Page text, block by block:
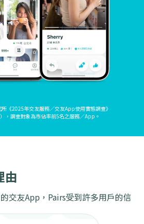
《2025年交友服務／交友App使用實態調查》
，調查對象為市佔率前5名之服務／App。
由
交友App，Pairs受到許多用戶的信